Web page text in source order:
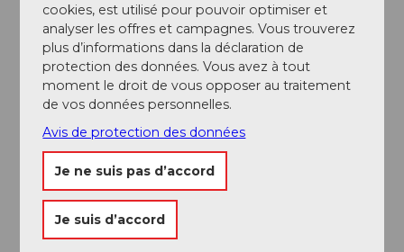
Regionalmuseum Chüechlihus
cookies, est utilisé pour pouvoir optimiser et
analyser les offres et campagnes. Vous trouverez
plus d’informations dans la déclaration de
protection des données. Vous avez à tout
moment le droit de vous opposer au traitement
de vos données personnelles.
Avis de protection des données
Je ne suis pas d’accord
Je suis d’accord